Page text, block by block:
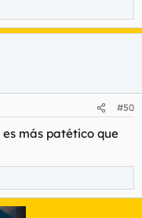
#50
es más patético que